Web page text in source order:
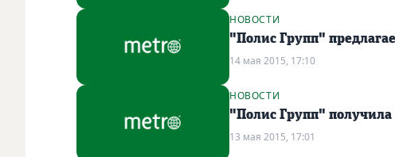
НОВОСТИ
"Полис Групп"
14 мая 2015, 17:10
НОВОСТИ
"Полис Групп"
13 мая 2015, 17:01